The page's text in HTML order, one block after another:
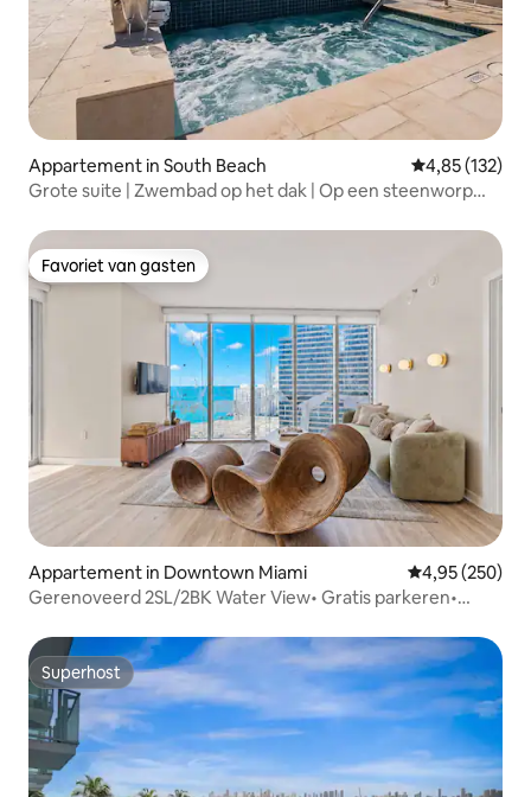
Appartement in South Beach Gemiddelde
4,85 (132)
Grote suite | Zwembad op het dak | Op een steenworp
Favoriet van gasten
Favoriet van gasten
Appartement in Downtown Miami Gemiddelde
4,95 (250)
Gerenoveerd 2SL/2BK Water View• Gratis parkeren•
Superhost
Superhost